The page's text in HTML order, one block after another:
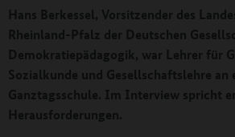
Hans Berkessel, Vorsitzender des
Rheinland-Pfalz der Deutschen
Demokratiepädagogik, war Lehrer für
Sozialkunde und Gesellschaftslehre an
Ganztagsschule. Im Interview spricht
Herausforderungen.